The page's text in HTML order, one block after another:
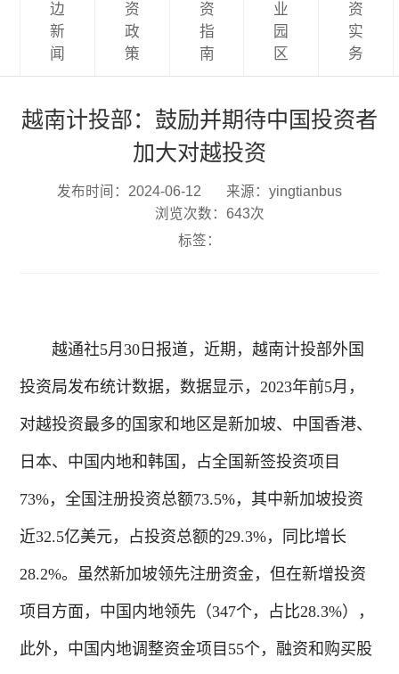
边
新
闻
资
政
策
资
指
南
业
园
区
资
实
务
越南计投部：鼓励并期待中国投资者
加大对越投资
发布时间：2024-06-12
来源：yingtianbus
浏览次数：643次
标签：
越通社5月30日报道，近期，越南计投部外国
投资局发布统计数据，数据显示，2023年前5月，
对越投资最多的国家和地区是新加坡、中国香港、
日本、中国内地和韩国，占全国新签投资项目
73%，全国注册投资总额73.5%，其中新加坡投资
近32.5亿美元，占投资总额的29.3%，同比增长
28.2%。虽然新加坡领先注册资金，但在新增投资
项目方面，中国内地领先（347个，占比28.3%），
此外，中国内地调整资金项目55个，融资和购买股